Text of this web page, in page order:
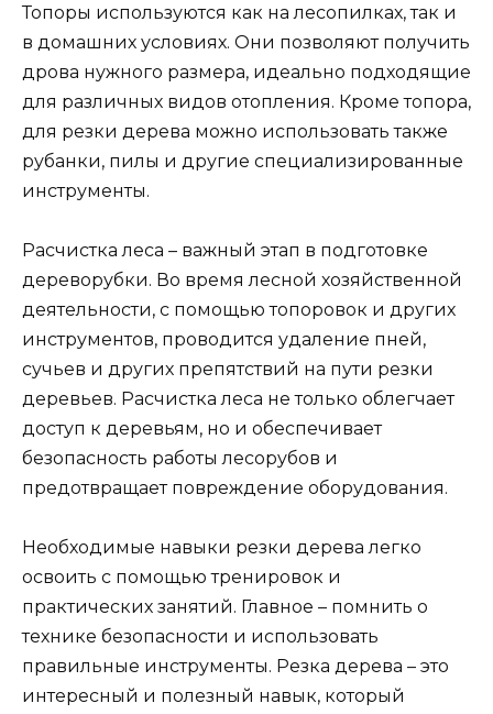
Топоры используются как на лесопилках, так и
в домашних условиях. Они позволяют получить
дрова нужного размера, идеально подходящие
для различных видов отопления. Кроме топора,
для резки дерева можно использовать также
рубанки, пилы и другие специализированные
инструменты.
Расчистка леса – важный этап в подготовке
дереворубки. Во время лесной хозяйственной
деятельности, с помощью топоровок и других
инструментов, проводится удаление пней,
сучьев и других препятствий на пути резки
деревьев. Расчистка леса не только облегчает
доступ к деревьям, но и обеспечивает
безопасность работы лесорубов и
предотвращает повреждение оборудования.
Необходимые навыки резки дерева легко
освоить с помощью тренировок и
практических занятий. Главное – помнить о
технике безопасности и использовать
правильные инструменты. Резка дерева – это
интересный и полезный навык, который